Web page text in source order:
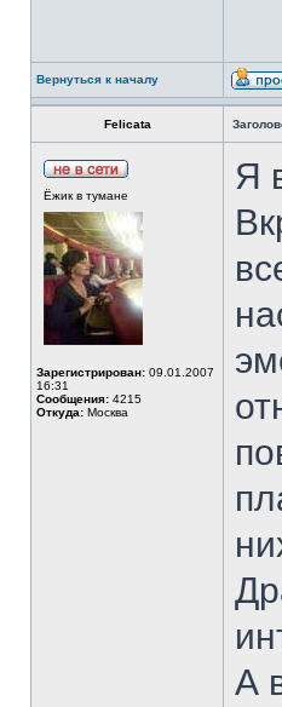
Вернуться к началу
Felicata
Ёжик в тумане
Зарегистрирован: 09.01.2007
16:31
Сообщения: 4215
Откуда: Москва
Я
А